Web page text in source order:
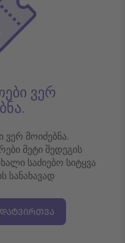
ვერ
ვერ მოიძებნა.
მეტი შედეგის
საძიებო სიტყვა
სანახავად